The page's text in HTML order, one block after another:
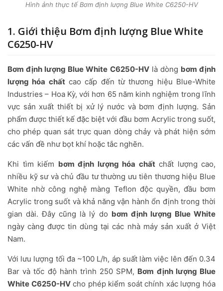
Hình ảnh thực tế Bơm định lượng Blue White C6250-HV
1. Giới thiệu Bơm định lượng Blue White
C6250-HV
Bơm định lượng Blue White C6250-HVlà dòng bơm định
lượng hóa chấtcao cấp đến từ thương hiệu Blue-White
Industries – Hoa Kỳ, với hơn 65 năm kinh nghiệm trong lĩnh
vực sản xuất thiết bị xử lý nước và bơm định lượng. Sản
phẩm được thiết kế đặc biệt với đầu bơm Acrylic trong suốt,
cho phép quan sát trực quan dòng chảy và phát hiện sớm
các vấn đề như bọt khí hoặc tắc nghẽn.
Khi tìm kiếm bơm định lượng hóa chấtchất lượng cao,
nhiều kỹ sư và chủ đầu tư thường ưu tiên thương hiệu Blue
White nhờ công nghệ màng Teflon độc quyền, đầu bơm
Acrylic trong suốt và khả năng vận hành ổn định trong thời
gian dài. Đây cũng là lý do bơm định lượng Blue White
ngày càng được tin dùng tại các nhà máy sản xuất ở Việt
Nam.
Với lưu lượng tối đa ~100 L/h, áp suất làm việc lên đến 0.34
Bar và tốc độ hành trình 250 SPM, Bơm định lượng Blue
White C6250-HVcho phép kiểm soát chính xác lượng hóa